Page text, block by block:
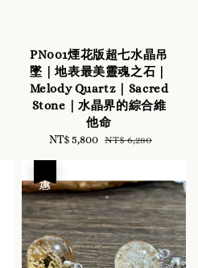
PN001煙花版超七水晶吊
墜｜地表最美靈魂之石｜
Melody Quartz｜Sacred
Stone｜水晶界的綜合維
他命
Sale
NT$ 5,800 Regular
NT$ 6,280